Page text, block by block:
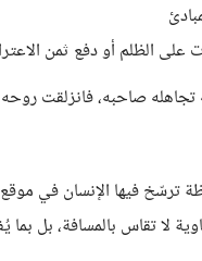
على الظلم أو دفع ثمن
صاحبه، فانزلقت
فيها الإنسان في موقع
لا تقاس بالمسافة، بل بما